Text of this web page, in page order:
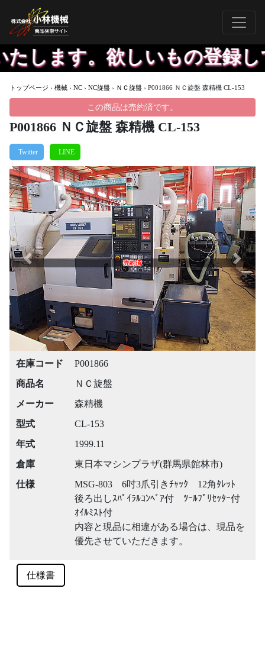
。欲しいもの登録してい
トップページ › 機械 › NC › NC旋盤 › ＮＣ旋盤 › P001866 ＮＣ旋盤 森精機 CL-153
この商品は売約済です。
P001866 ＮＣ旋盤 森精機 CL-153
売約済
Previous Next
在庫コード
P001866
商品名
ＮＣ旋盤
メーカー
森精機
型式
CL-153
年式
1999.11
倉庫
東日本マシンプラザ(群馬県館林市)
仕様
MSG-803 6吋3爪引きﾁｬｯｸ 12角ﾀﾚｯﾄ
後ろ出しｽﾊﾟｲﾗﾙｺﾝﾍﾞｱ付 ﾂｰﾙﾌﾟﾘｾｯﾀｰ付
ｵｲﾙﾐｽﾄ付
内容と現品に相違がある場合は、現品を
優先させていただきます。
仕様書